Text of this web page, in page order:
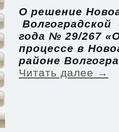
О решение
года № 29/267
процессе в
районе
Читать далее →